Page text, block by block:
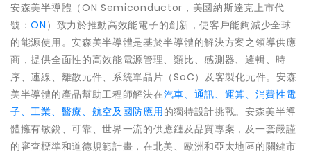
安森美半導體（ON Semiconductor，美國納斯達克上市代
號：ON ）致力於推動高效能電子的創新，使客戶能夠減少全球
的能源使用。安森美半導體是基於半導體的解決方案之領導供應
商，提供全面性的高效能電源管理、類比、感測器、邏輯、時
序、連線、離散元件、系統單晶片（SoC）及客製化元件。安森
美半導體的產品幫助工程師解決在汽車、通訊、運算、消費性電
子、工業、醫療、航空及國防應用的獨特設計挑戰。安森美半導
體擁有敏銳、可靠、世界一流的供應鏈及品質專案，及一套嚴謹
的審查標準和道德規範計畫，在北美、歐洲和亞太地區的關鍵市